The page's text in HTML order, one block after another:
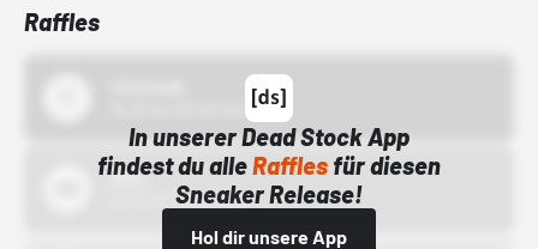
Raffles
In unserer Dead Stock App
findest du alleRafflesfür diesen
Sneaker Release!
Hol dir unsere App
Bstn
01.10.22 00:00 Uhr